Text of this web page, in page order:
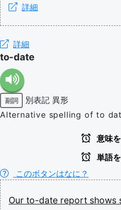
詳細
詳細
to-date
副詞 別表記 異形
Alternative spelling of to
意味
単語
このボタンはなに？
Our to-date report shows